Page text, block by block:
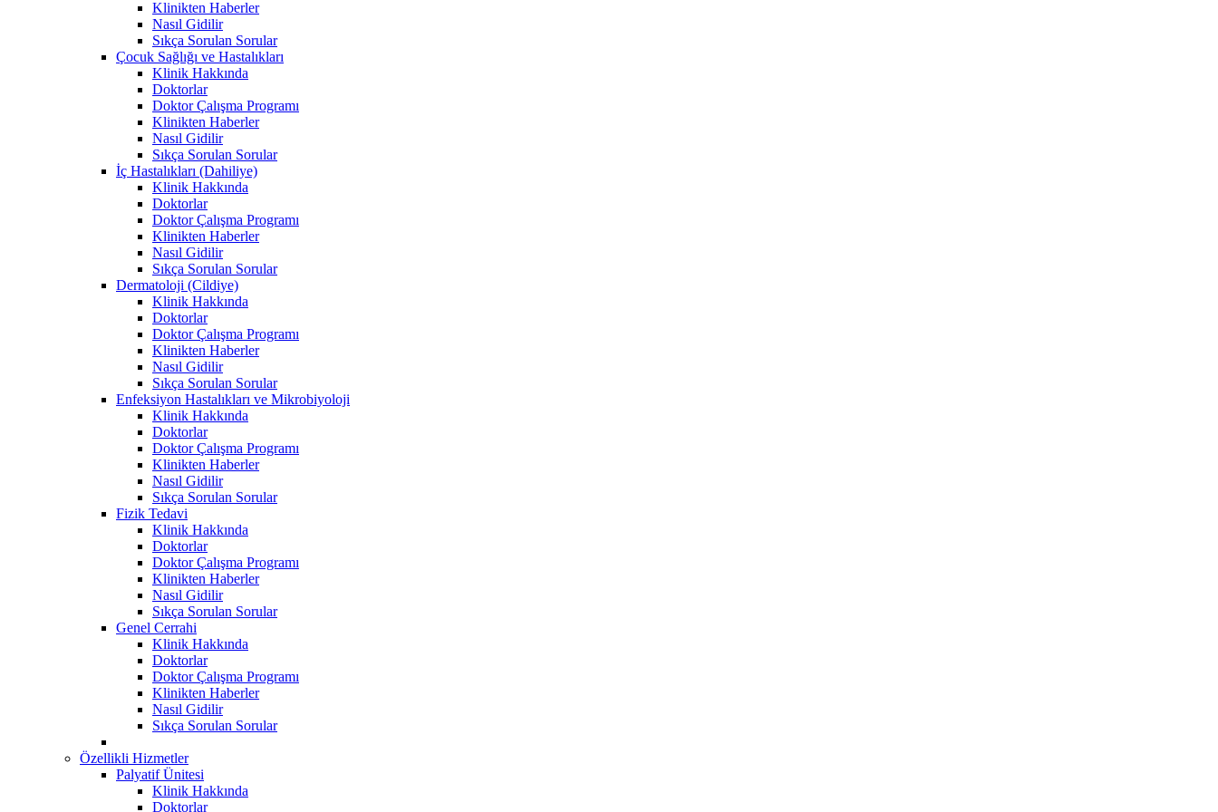
Klinikten Haberler
Nasıl Gidilir
Sıkça Sorulan Sorular
Çocuk Sağlığı ve Hastalıkları
Klinik Hakkında
Doktorlar
Doktor Çalışma Programı
Klinikten Haberler
Nasıl Gidilir
Sıkça Sorulan Sorular
İç Hastalıkları (Dahiliye)
Klinik Hakkında
Doktorlar
Doktor Çalışma Programı
Klinikten Haberler
Nasıl Gidilir
Sıkça Sorulan Sorular
Dermatoloji (Cildiye)
Klinik Hakkında
Doktorlar
Doktor Çalışma Programı
Klinikten Haberler
Nasıl Gidilir
Sıkça Sorulan Sorular
Enfeksiyon Hastalıkları ve Mikrobiyoloji
Klinik Hakkında
Doktorlar
Doktor Çalışma Programı
Klinikten Haberler
Nasıl Gidilir
Sıkça Sorulan Sorular
Fizik Tedavi
Klinik Hakkında
Doktorlar
Doktor Çalışma Programı
Klinikten Haberler
Nasıl Gidilir
Sıkça Sorulan Sorular
Genel Cerrahi
Klinik Hakkında
Doktorlar
Doktor Çalışma Programı
Klinikten Haberler
Nasıl Gidilir
Sıkça Sorulan Sorular
Özellikli Hizmetler
Palyatif Ünitesi
Klinik Hakkında
Doktorlar